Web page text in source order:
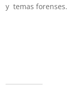
y temas forenses.